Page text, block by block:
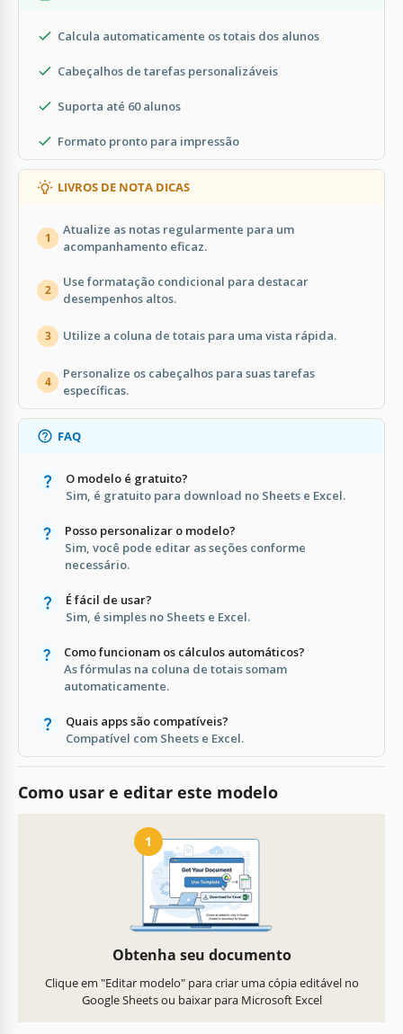
Calcula automaticamente os totais dos alunos
Cabeçalhos de tarefas personalizáveis
Suporta até 60 alunos
Formato pronto para impressão
LIVROS DE NOTA DICAS
1
Atualize as notas regularmente para um
acompanhamento eficaz.
2
Use formatação condicional para destacar
desempenhos altos.
3 Utilize a coluna de totais para uma vista rápida.
4
Personalize os cabeçalhos para suas tarefas
específicas.
FAQ
O modelo é gratuito?
Sim, é gratuito para download no Sheets e Excel.
Posso personalizar o modelo?
Sim, você pode editar as seções conforme
necessário.
É fácil de usar?
Sim, é simples no Sheets e Excel.
Como funcionam os cálculos automáticos?
As fórmulas na coluna de totais somam
automaticamente.
Quais apps são compatíveis?
Compatível com Sheets e Excel.
Como usar e editar este modelo
1
Obtenha seu documento
Clique em "Editar modelo" para criar uma cópia editável no
Google Sheets ou baixar para Microsoft Excel